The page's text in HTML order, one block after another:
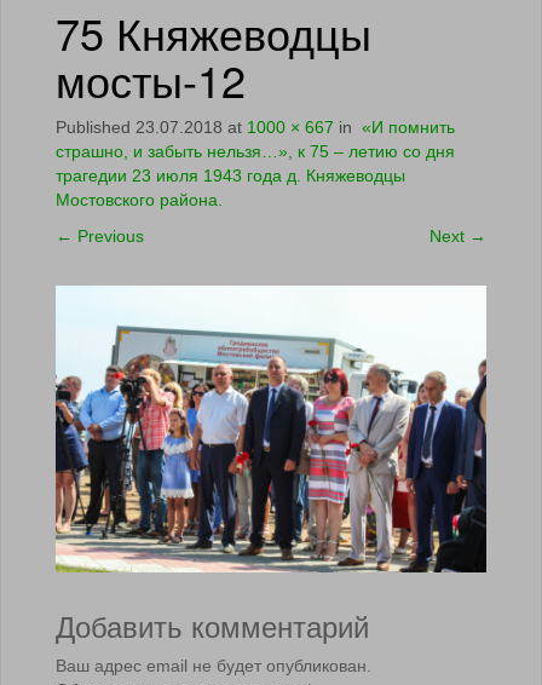
75 Княжеводцы
мосты-12
Published 23.07.2018 at 1000 × 667 in «И помнить
страшно, и забыть нельзя…», к 75 – летию со дня
трагедии 23 июля 1943 года д. Княжеводцы
Мостовского района.
← Previous Next →
Добавить комментарий
Ваш адрес email не будет опубликован.